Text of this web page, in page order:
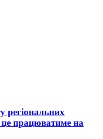
регіональних
це працюватиме на